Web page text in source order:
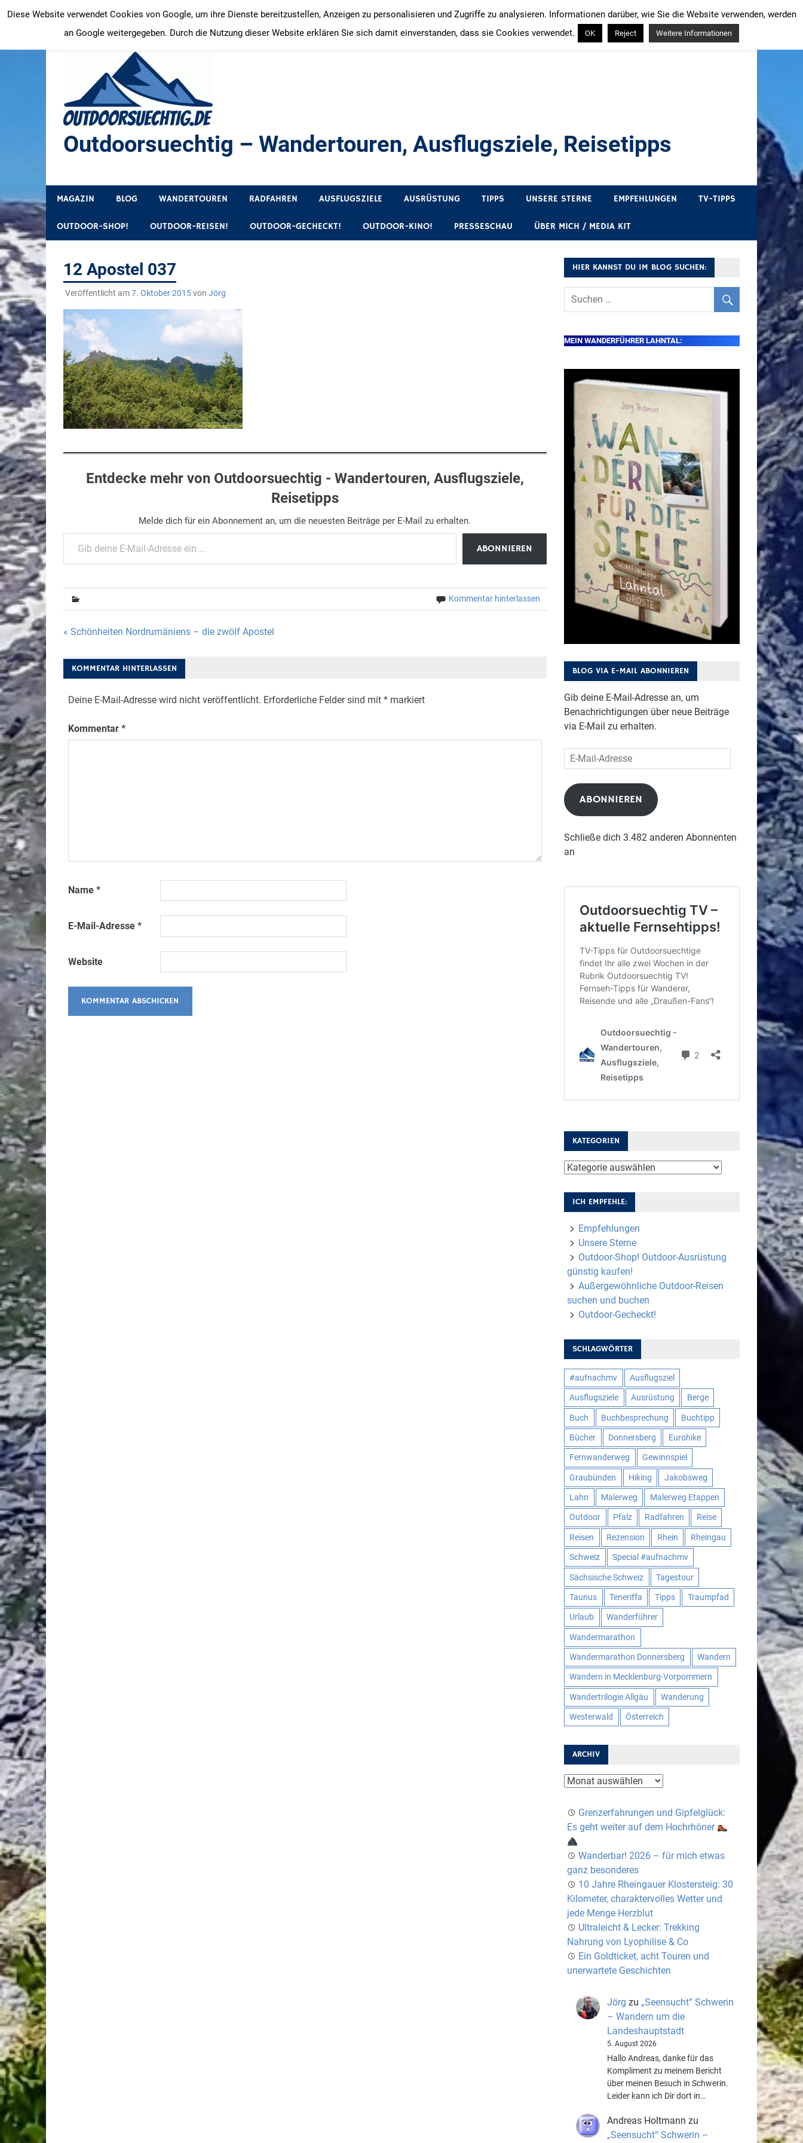
Inhalt
springen
Outdoorsuechtig – Wandertouren, Ausflugsziele, Reisetipps
MAGAZIN BLOG WANDERTOUREN RADFAHREN AUSFLUGSZIELE AUSRÜSTUNG TIPPS UNSERE STERNE EMPFEHLUNGEN TV-TIPPS
OUTDOOR-SHOP! OUTDOOR-REISEN! OUTDOOR-GECHECKT! OUTDOOR-KINO! PRESSESCHAU ÜBER MICH / MEDIA KIT
12 Apostel 037
Veröffentlicht am7. Oktober 2015von Jörg
Entdecke mehr von Outdoorsuechtig - Wandertouren, Ausflugsziele,
Reisetipps
Melde dich für ein Abonnement an, um die neuesten Beiträge per E-Mail zu erhalten.
Gib deine E-Mail-Adresse ein ...
ABONNIEREN
Kommentar hinterlassen
Beitragsnavigation
« Schönheiten Nordrumäniens – die zwölf Apostel
KOMMENTAR HINTERLASSEN
Deine E-Mail-Adresse wird nicht veröffentlicht. Erforderliche Felder sind mit *markiert
Kommentar *
Name *
E-Mail-Adresse *
Website
HIER KANNST DU IM BLOG SUCHEN:
MEIN WANDERFÜHRER LAHNTAL:
BLOG VIA E-MAIL ABONNIEREN
Gib deine E-Mail-Adresse an, um
Benachrichtigungen über neue Beiträge
via E-Mail zu erhalten.
E-
Mail-
Adresse
ABONNIEREN
Schließe dich 3.482 anderen Abonnenten
an
KATEGORIEN
Kategorien
ICH EMPFEHLE:
Empfehlungen
Unsere Sterne
Outdoor-Shop! Outdoor-Ausrüstung
günstig kaufen!
Außergewöhnliche Outdoor-Reisen
suchen und buchen
Outdoor-Gecheckt!
SCHLAGWÖRTER
#aufnachmv Ausflugsziel
Ausflugsziele Ausrüstung Berge
Buch Buchbesprechung Buchtipp
Bücher Donnersberg Eurohike
Fernwanderweg Gewinnspiel
Graubünden Hiking Jakobsweg
Lahn Malerweg Malerweg Etappen
Outdoor Pfalz Radfahren Reise
Reisen Rezension Rhein Rheingau
Schweiz Special #aufnachmv
Sächsische Schweiz Tagestour
Taunus Teneriffa Tipps Traumpfad
Urlaub Wanderführer
Wandermarathon
Wandermarathon Donnersberg Wandern
Wandern in Mecklenburg-Vorpommern
Wandertrilogie Allgäu Wanderung
Westerwald Österreich
ARCHIV
Archiv
Grenzerfahrungen und Gipfelglück:
Es geht weiter auf dem Hochrhöner
Wanderbar! 2026 – für mich etwas
ganz besonderes
10 Jahre Rheingauer Klostersteig: 30
Kilometer, charaktervolles Wetter und
jede Menge Herzblut
Ultraleicht & Lecker: Trekking
Nahrung von Lyophilise & Co
Ein Goldticket, acht Touren und
unerwartete Geschichten
Jörg zu „Seensucht“ Schwerin
– Wandern um die
Landeshauptstadt
5. August 2026
Hallo Andreas, danke für das
Kompliment zu meinem Bericht
über meinen Besuch in Schwerin.
Leider kann ich Dir dort in…
Andreas Holtmann zu
„Seensucht“ Schwerin –
Diese Website verwendet Cookies von Google, um ihre Dienste bereitzustellen, Anzeigen zu personalisieren und Zugriffe zu analysieren. Informationen darüber, wie Sie die Website verwenden, werden
an Google weitergegeben. Durch die Nutzung dieser Website erklären Sie sich damit einverstanden, dass sie Cookies verwendet.
OK Reject Weitere Informationen